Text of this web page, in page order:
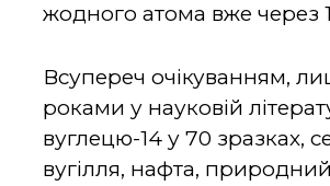
жодного атома вже через
Всупереч очікуванням,
роками у науковій
вуглецю-14 у 70 зразках,
вугілля, нафта,